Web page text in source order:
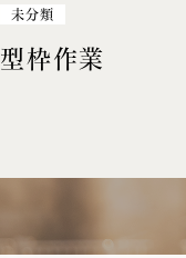
未分類
型枠作業